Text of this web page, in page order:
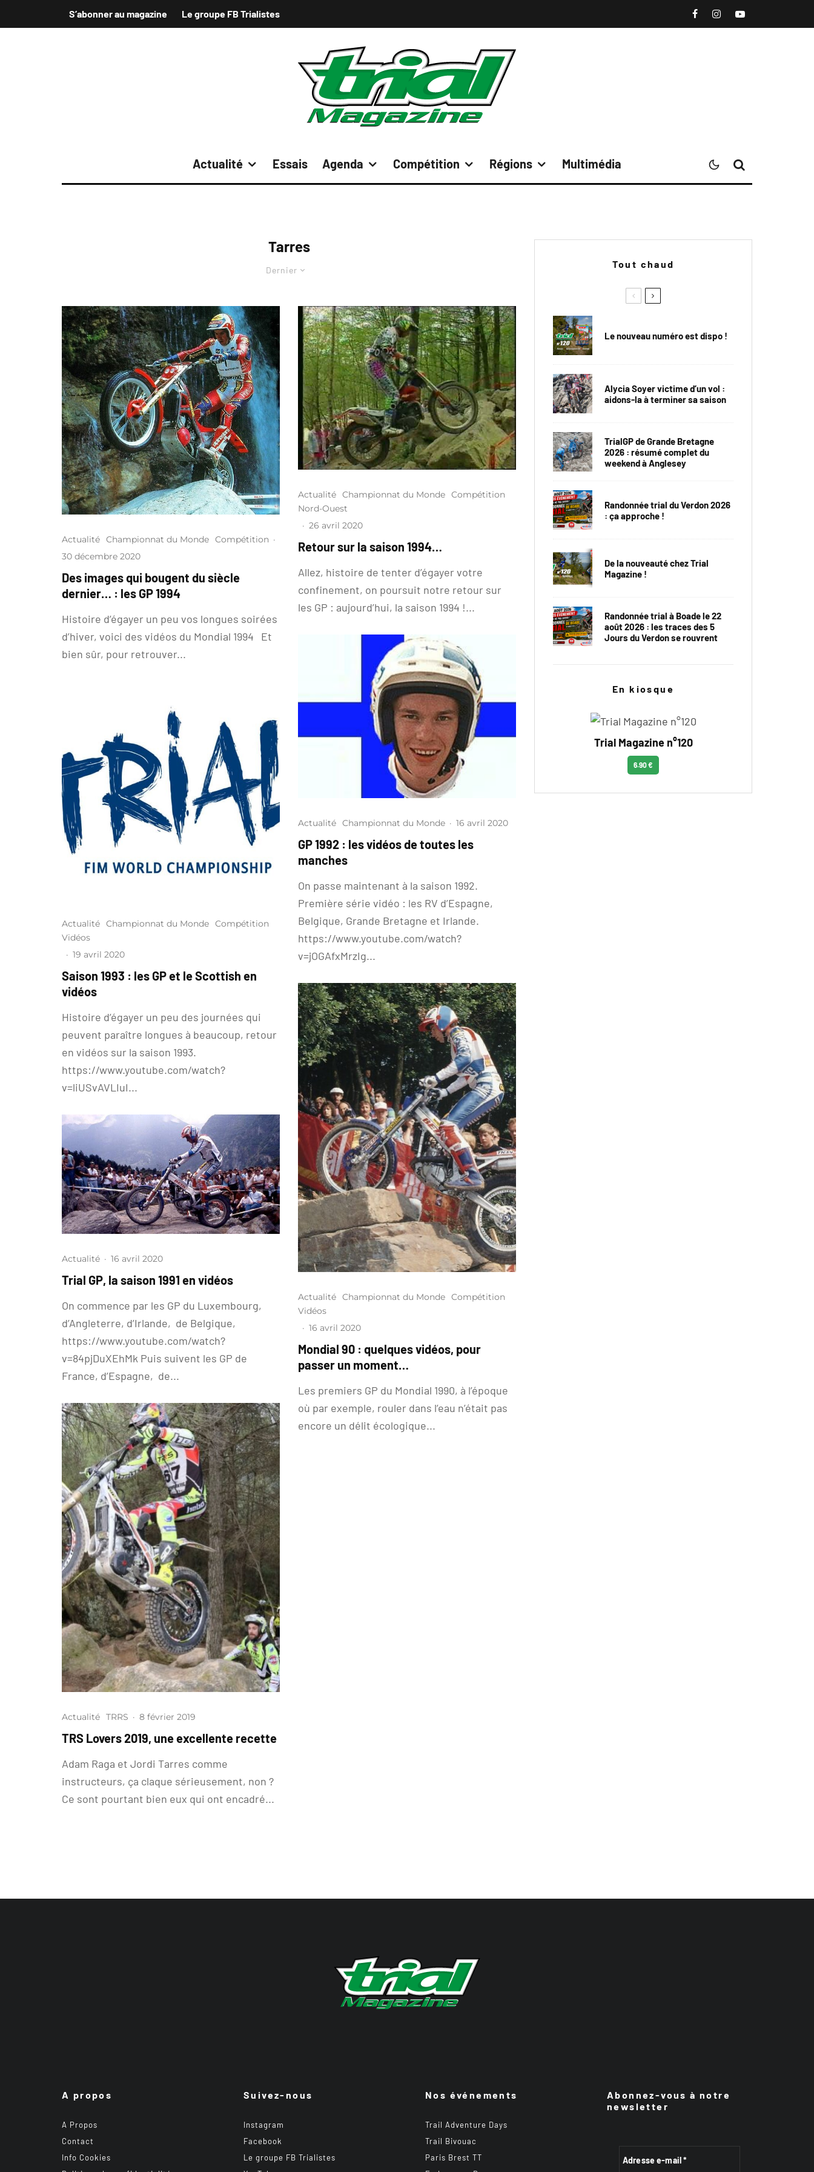
S’abonner au magazine Le groupe FB Trialistes
Actualité Essais Agenda Compétition Régions Multimédia
Tarres
Dernier
Actualité Championnat du Monde Compétition ·
30 décembre 2020
Des images qui bougent du siècle
dernier… : les GP 1994
Histoire d’égayer un peu vos longues soirées
d’hiver, voici des vidéos du Mondial 1994 Et
bien sûr, pour retrouver...
Actualité Championnat du Monde Compétition
Vidéos
· 19 avril 2020
Saison 1993 : les GP et le Scottish en
vidéos
Histoire d’égayer un peu des journées qui
peuvent paraître longues à beaucoup, retour
en vidéos sur la saison 1993.
https://www.youtube.com/watch?
v=liUSvAVLIuI...
Actualité · 16 avril 2020
Trial GP, la saison 1991 en vidéos
On commence par les GP du Luxembourg,
d’Angleterre, d’Irlande, de Belgique,
https://www.youtube.com/watch?
v=84pjDuXEhMk Puis suivent les GP de
France, d’Espagne, de...
Actualité TRRS · 8 février 2019
TRS Lovers 2019, une excellente recette
Adam Raga et Jordi Tarres comme
instructeurs, ça claque sérieusement, non ?
Ce sont pourtant bien eux qui ont encadré...
Actualité Championnat du Monde Compétition
Nord-Ouest
· 26 avril 2020
Retour sur la saison 1994…
Allez, histoire de tenter d’égayer votre
confinement, on poursuit notre retour sur
les GP : aujourd’hui, la saison 1994 !...
Actualité Championnat du Monde · 16 avril 2020
GP 1992 : les vidéos de toutes les
manches
On passe maintenant à la saison 1992.
Première série vidéo : les RV d’Espagne,
Belgique, Grande Bretagne et Irlande.
https://www.youtube.com/watch?
v=jOGAfxMrzIg...
Actualité Championnat du Monde Compétition
Vidéos
· 16 avril 2020
Mondial 90 : quelques vidéos, pour
passer un moment…
Les premiers GP du Mondial 1990, à l’époque
où par exemple, rouler dans l’eau n’était pas
encore un délit écologique...
Tout chaud
Le nouveau numéro est dispo !
Alycia Soyer victime d’un vol :
aidons-la à terminer sa saison
TrialGP de Grande Bretagne
2026 : résumé complet du
weekend à Anglesey
Randonnée trial du Verdon 2026
: ça approche !
De la nouveauté chez Trial
Magazine !
Randonnée trial à Boade le 22
août 2026 : les traces des 5
Jours du Verdon se rouvrent
En kiosque
Trial Magazine n°120
6.90 €
A propos
A Propos
Contact
Info Cookies
Suivez-nous
Instagram
Facebook
Le groupe FB Trialistes
Nos événements
Trail Adventure Days
Trail Bivouac
Paris Brest TT
Abonnez-vous à notre
newsletter